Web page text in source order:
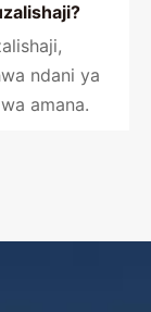
ndani ya
amana.